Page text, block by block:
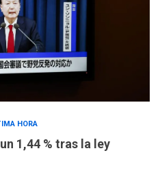
HORA
1,44 % tras la ley